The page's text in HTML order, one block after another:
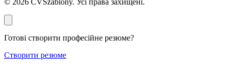
© 2026 CVSzablony. Усі права захищені.
Готові створити професійне резюме?
Створити резюме